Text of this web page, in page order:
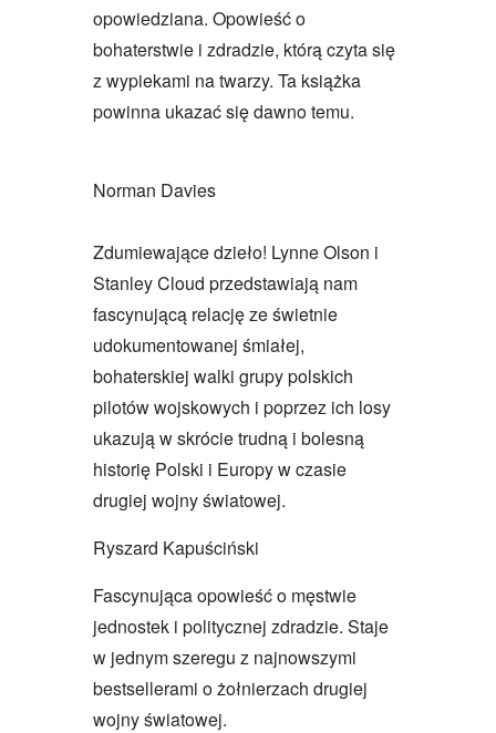
opowiedziana. Opowieść o
bohaterstwie i zdradzie, którą czyta się
z wypiekami na twarzy. Ta książka
powinna ukazać się dawno temu.
Norman Davies
Zdumiewające dzieło! Lynne Olson i
Stanley Cloud przedstawiają nam
fascynującą relację ze świetnie
udokumentowanej śmiałej,
bohaterskiej walki grupy polskich
pilotów wojskowych i poprzez ich losy
ukazują w skrócie trudną i bolesną
historię Polski i Europy w czasie
drugiej wojny światowej.
Ryszard Kapuściński
Fascynująca opowieść o męstwie
jednostek i politycznej zdradzie. Staje
w jednym szeregu z najnowszymi
bestsellerami o żołnierzach drugiej
wojny światowej.